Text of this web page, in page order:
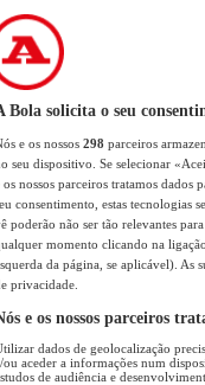
Bola solicita o seu
e os nossos 298 parceiros
seu dispositivo. Se selecionar
os nossos parceiros tratamos
consentimento, estas tecnologias
poderão não ser tão relevantes
momento clicando na
da página, se aplicável). As
privacidade.
e os nossos parceiros
dados de geolocalização
ou aceder a informações num
de audiência e